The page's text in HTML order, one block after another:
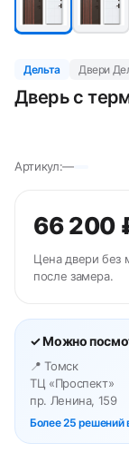
Дельта Двери
Дверь с
Артикул:—
66 200
Цена двери без
после замера.
✓ Можно
📍 Томск
ТЦ «Проспект»
пр. Ленина, 159
Более 25 решений